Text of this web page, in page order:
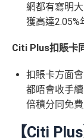
網都有寫明
獲高達2.05%
Citi Plus扣賬卡
扣賬卡方面
都唔會收手
倍積分同免
【Citi